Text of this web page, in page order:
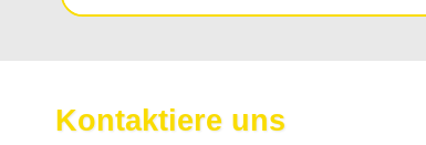
Kontaktiere uns